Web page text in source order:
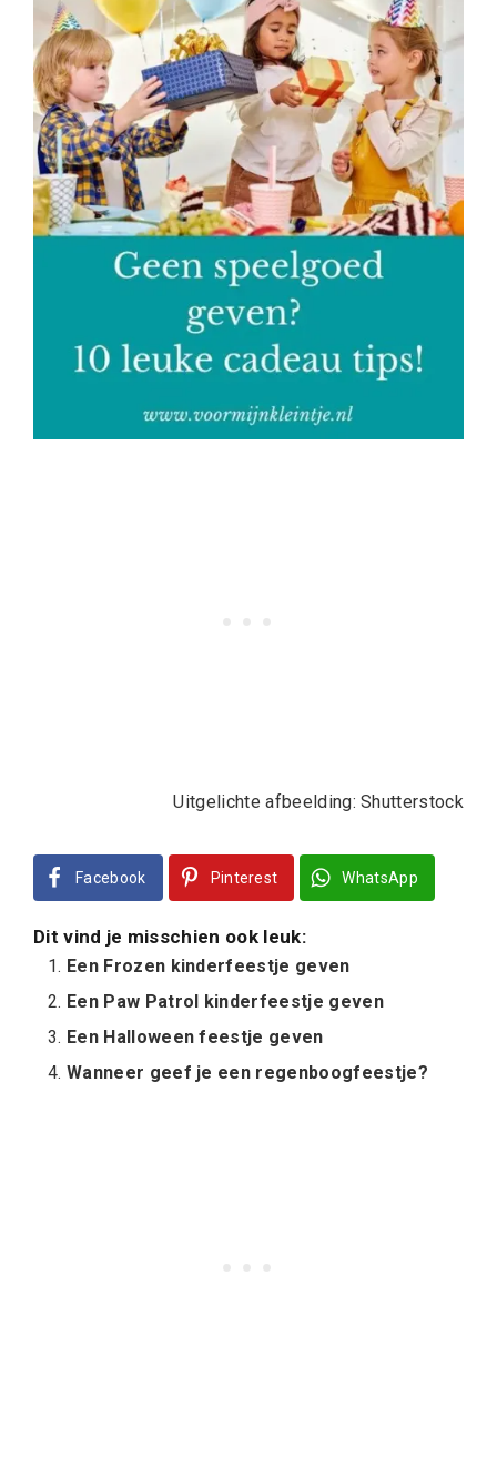
Uitgelichte afbeelding: Shutterstock
Facebook Pinterest WhatsApp
Dit vind je misschien ook leuk:
Een Frozen kinderfeestje geven
Een Paw Patrol kinderfeestje geven
Een Halloween feestje geven
Wanneer geef je een regenboogfeestje?